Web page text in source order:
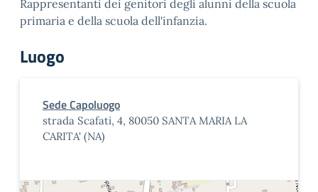
Rappresentanti dei genitori degli alunni della scuola
primaria e della scuola dell'infanzia.
Luogo
Sede Capoluogo
strada Scafati, 4, 80050 SANTA MARIA LA
CARITA' (NA)